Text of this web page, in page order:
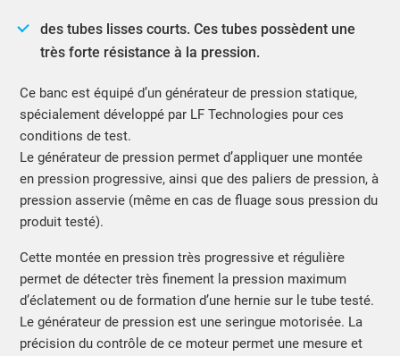
des tubes lisses courts. Ces tubes possèdent une
très forte résistance à la pression.
Ce banc est équipé d’un générateur de pression statique,
spécialement développé par LF Technologies pour ces
conditions de test.
Le générateur de pression permet d’appliquer une montée
en pression progressive, ainsi que des paliers de pression, à
pression asservie (même en cas de fluage sous pression du
produit testé).
Cette montée en pression très progressive et régulière
permet de détecter très finement la pression maximum
d’éclatement ou de formation d’une hernie sur le tube testé.
Le générateur de pression est une seringue motorisée. La
précision du contrôle de ce moteur permet une mesure et